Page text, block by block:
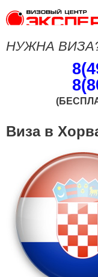
НУЖНА
Виза в